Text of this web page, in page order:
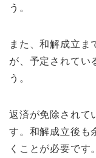
う。
また、和解成立ま
が、予定されてい
う。
返済が免除されて
す。和解成立後も
くことが必要です。